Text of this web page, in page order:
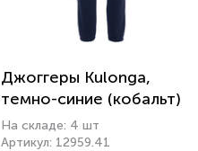
Джоггеры Kulonga,
темно-синие (кобальт)
На складе: 4 шт
Артикул: 12959.41